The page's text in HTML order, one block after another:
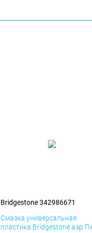
Bridgestone 342986671
Смазка универсальная
пластика Bridgestone аэр